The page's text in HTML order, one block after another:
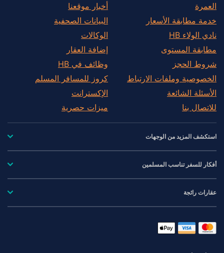
العمرة
خدمة مطابقة الأسعار
نادي الولاء HB
مطابقة المستوى
شروط الحجز
الخصوصية وملفات الارتباط
الأسئلة الشائعة
للاتصال بنا
أخبار موقعنا
البيانات الصحفية
الوكالات
إضافة العقار
وظائف في HB
كروز للمسافر المسلم
الإكسترانت
ميزات حصرية
استكشف المزيد من الوجهات
أفكار للسفر تناسب المسلمين
عقارات رائجة